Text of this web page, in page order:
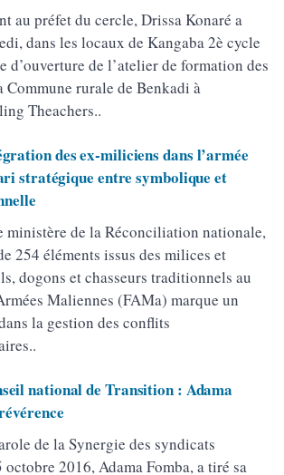
au préfet du cercle, Drissa Konaré a
dans les locaux de Kangaba 2è cycle
d’ouverture de l’atelier de formation des
Commune rurale de Benkadi à
Theachers..
des ex-miliciens dans l’armée
stratégique entre symbolique et
ministère de la Réconciliation nationale,
254 éléments issus des milices et
dogons et chasseurs traditionnels au
Maliennes (FAMa) marque un
la gestion des conflits
national de Transition : Adama
de la Synergie des syndicats
2016, Adama Fomba, a tiré sa